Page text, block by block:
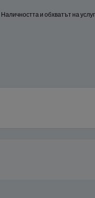
Наличността и обхватът на